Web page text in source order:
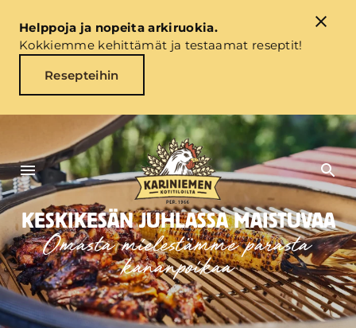
Helppoja ja nopeita arkiruokia.
Kokkiemme kehittämät ja testaamat reseptit!
Resepteihin
KESKIKESÄN JUHLASSA MAISTUVAA
Omasta mielestämme parasta
kananpoikaa